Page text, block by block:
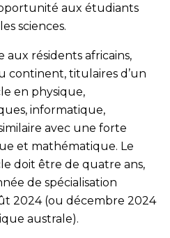
aux étudiants
sciences.
aux résidents africains,
continent, titulaires d’un
en physique,
informatique,
avec une forte
et mathématique. Le
doit être de quatre ans,
de spécialisation
2024 (ou décembre 2024
australe).